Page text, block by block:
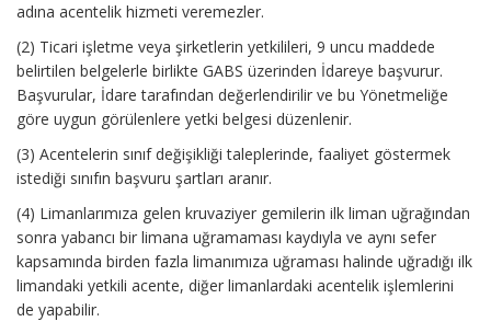
adına acentelik hizmeti veremezler.
(2) Ticari işletme veya şirketlerin yetkilileri, 9 uncu maddede
belirtilen belgelerle birlikte GABS üzerinden İdareye başvurur.
Başvurular, İdare tarafından değerlendirilir ve bu Yönetmeliğe
göre uygun görülenlere yetki belgesi düzenlenir.
(3) Acentelerin sınıf değişikliği taleplerinde, faaliyet göstermek
istediği sınıfın başvuru şartları aranır.
(4) Limanlarımıza gelen kruvaziyer gemilerin ilk liman uğrağından
sonra yabancı bir limana uğramaması kaydıyla ve aynı sefer
kapsamında birden fazla limanımıza uğraması halinde uğradığı ilk
limandaki yetkili acente, diğer limanlardaki acentelik işlemlerini
de yapabilir.